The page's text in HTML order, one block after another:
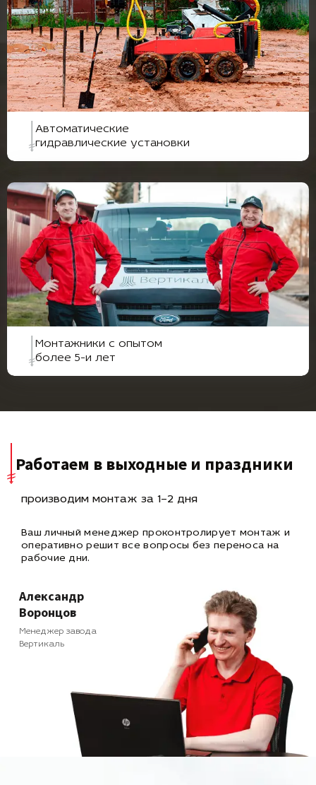
Автоматические
гидравлические установки
Монтажники с опытом
более 5-и лет
Работаем в выходные и праздники
производим монтаж за 1–2 дня
Ваш личный менеджер проконтролирует монтаж и
оперативнорешит все вопросы без переноса на
рабочие дни.
Александр
Воронцов
Менеджер завода
Вертикаль